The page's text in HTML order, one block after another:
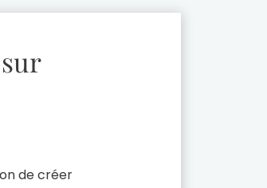
de créer